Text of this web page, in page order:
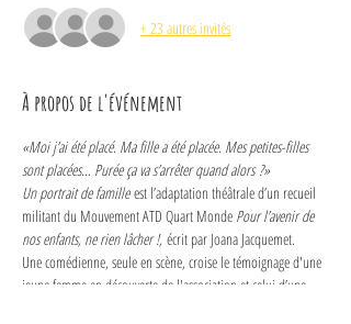
+ 23 autres invités
À propos de l'événement
«Moi j’ai été placé. Ma fille a été placée. Mes petites-filles
sont placées… Purée ça va s’arrêter quand alors ?»
Un portrait de famille est l’adaptation théâtrale d’un recueil
militant du Mouvement ATD Quart Monde Pour l’avenir de
nos enfants, ne rien lâcher !, écrit par Joana Jacquemet.
Une comédienne, seule en scène, croise le témoignage d'une
jeune femme en découverte de l'association et celui d’une